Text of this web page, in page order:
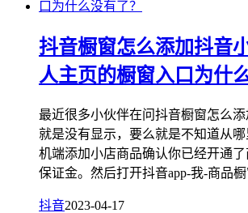
抖音橱窗怎么添加抖音
人主页的橱窗入口为什
最近很多小伙伴在问抖音橱窗怎么
就是没有显示，要么就是不知道从
机端添加小店商品确认你已经开通
保证金。然后打开抖音app-我-商品
抖音2023-04-17